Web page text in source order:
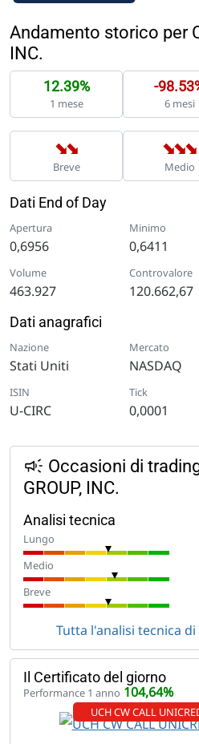
Andamento storico per
INC.
12.39%
1 mese
-
6 mesi
➡
➡
Breve
➡
➡
➡
Medio
Dati End of Day
Apertura
0,6956
Minimo
0,6411
Volume
463.927
Controvalore
120.662,67
Dati anagrafici
Nazione
Stati Uniti
Mercato
NASDAQ
ISIN
U-CIRC
Tick
0,0001
Occasioni di
GROUP, INC.
Analisi tecnica
Lungo
Medio
Breve
Tutta l'analisi tecnica di
Il Certificato del giorno
Performance 1 anno 104,64%
UCH CW CALL